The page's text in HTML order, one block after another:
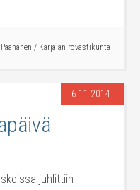
/ Karjalan rovastikunta
6.11.2014
juhlittiin